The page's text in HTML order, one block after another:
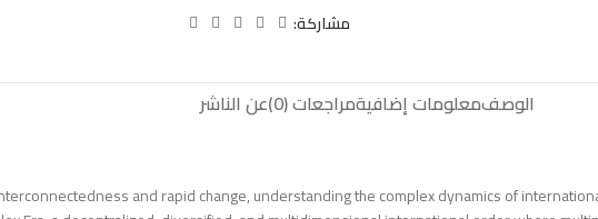
مشاركة:
الوصفمعلومات إضافيةمراجعات (0) عن الناشر
and rapid change, understanding the complex dynamics of